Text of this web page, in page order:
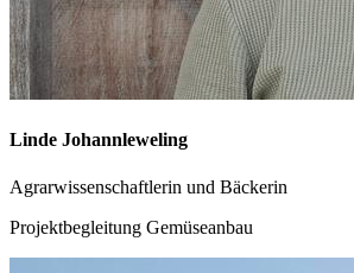
Linde Johannleweling
Agrarwissenschaftlerin und Bäckerin
Projektbegleitung Gemüseanbau